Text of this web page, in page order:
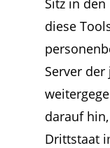
Sitz in den
diese
Server
darauf
Drittstaat